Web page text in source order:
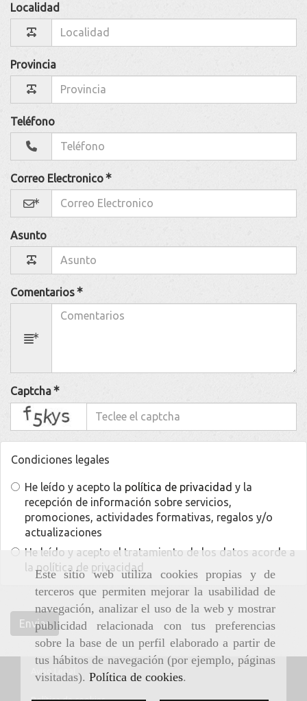
Este sitio web utiliza cookies propias y de
terceros que permiten mejorar la usabilidad de
navegación, analizar el uso de la web y mostrar
publicidad relacionada con tus preferencias
sobre la base de un perfil elaborado a partir de
tus hábitos de navegación (por ejemplo, páginas
visitadas). Política de cookies.
Localidad
Provincia
Teléfono
Correo Electronico
Asunto
Comentarios
Captcha
captcha
Condiciones legales
He leído y acepto la política de privacidad y la
recepción de información sobre servicios,
promociones, actividades formativas, regalos y/o
actualizaciones
He leído y acepto el tratamiento de los datos acorde a
lapolítica de privacidad
Enviar